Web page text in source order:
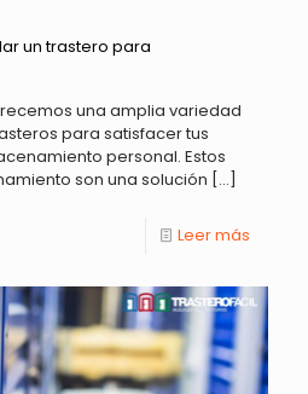
un trastero para
una amplia variedad
para satisfacer tus
personal. Estos
son una solución […]
Leer más